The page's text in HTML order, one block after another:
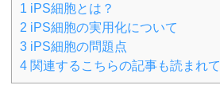
1 iPS細胞とは？
2 iPS細胞の実用化について
3 iPS細胞の問題点
4 関連するこちらの記事も読まれ